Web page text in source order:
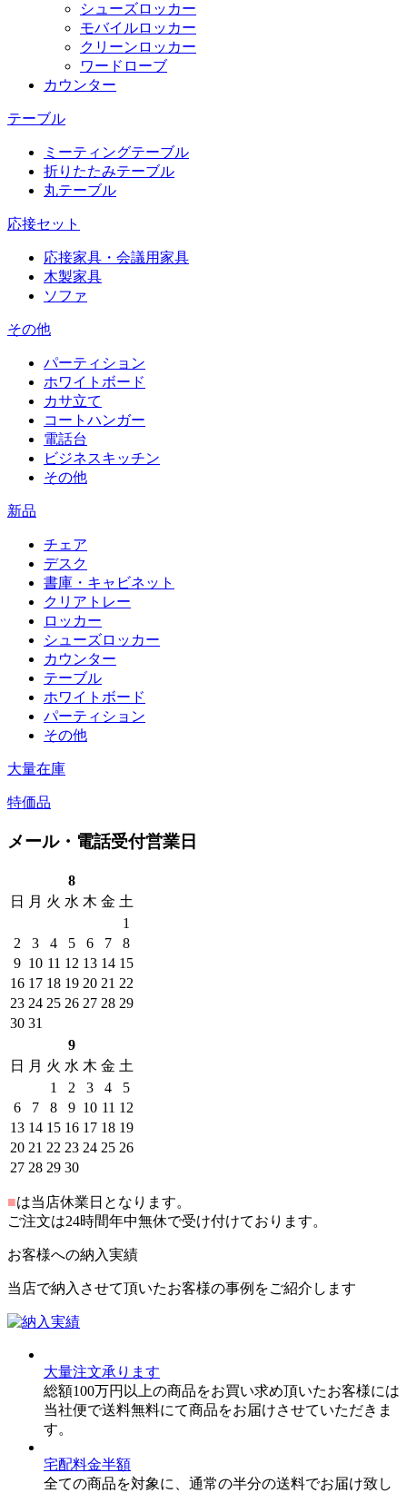
シューズロッカー
モバイルロッカー
クリーンロッカー
ワードローブ
カウンター
テーブル
ミーティングテーブル
折りたたみテーブル
丸テーブル
応接セット
応接家具・会議用家具
木製家具
ソファ
その他
パーティション
ホワイトボード
カサ立て
コートハンガー
電話台
ビジネスキッチン
その他
新品
チェア
デスク
書庫・キャビネット
クリアトレー
ロッカー
シューズロッカー
カウンター
テーブル
ホワイトボード
パーティション
その他
大量在庫
特価品
メール・電話受付営業日
8
日
月 火 水 木 金 土
1
2
3 4 5 6 7
8
9 10 11 12 13 14 15
16 17 18 19 20 21 22
23 24 25 26 27 28 29
30 31
9
日
月 火 水 木 金 土
1
2 3 4
5
6
7 8 9 10 11 12
13 14 15 16 17 18 19
20 21 22 23 24 25 26
27 28 29 30
■は当店休業日となります。
ご注文は24時間年中無休で受け付けております。
お客様への納入実績
当店で納入させて頂いたお客様の事例をご紹介します
大量注文承ります
総額100万円以上の商品をお買い求め頂いたお客様には
当社便で送料無料にて商品をお届けさせていただきま
す。
宅配料金半額
全ての商品を対象に、通常の半分の送料でお届け致し